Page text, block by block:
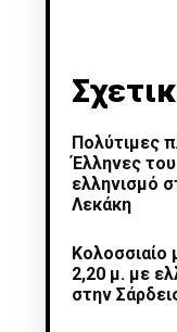
Πολύτιμες
Έλληνες
ελληνισμό
Λεκάκη
Κολοσσιαίο
2,20 μ. με
στην